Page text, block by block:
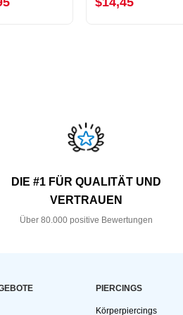
DIE #1 FÜR QUALITÄT UND
VERTRAUEN
Über 80.000 positive Bewertungen
PIERCINGS
Körperpiercings